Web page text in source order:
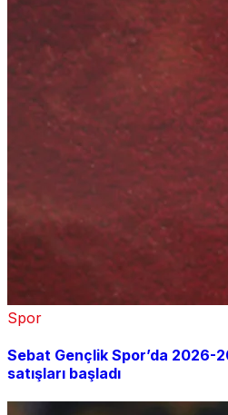
Spor
Sebat Gençlik Spor’da 2026-
satışları başladı